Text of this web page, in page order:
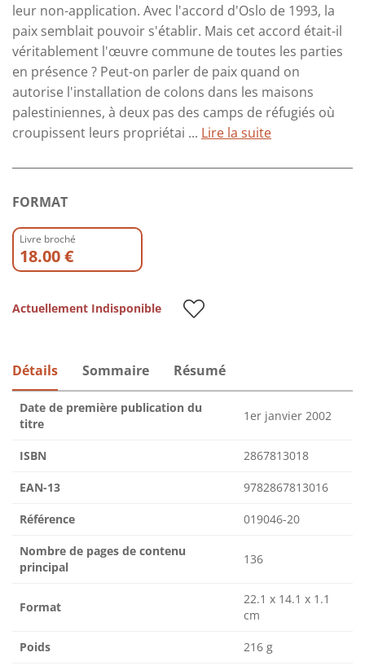
leur non-application. Avec l'accord d'Oslo de 1993, la
paix semblait pouvoir s'établir. Mais cet accord était-il
véritablement l'œuvre commune de toutes les parties
en présence ? Peut-on parler de paix quand on
autorise l'installation de colons dans les maisons
palestiniennes, à deux pas des camps de réfugiés où
croupissent leurs propriétai ... Lire la suite
FORMAT
Livre broché
18.00 €
Actuellement Indisponible
Détails Sommaire Résumé
Date de première publication du
titre
1er janvier 2002
ISBN 2867813018
EAN-13 9782867813016
Référence 019046-20
Nombre de pages de contenu
principal
136
Format
22.1 x 14.1 x 1.1
cm
Poids 216 g